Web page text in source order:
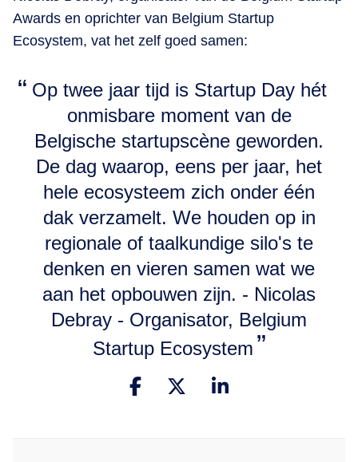
Awards en oprichter van Belgium Startup
Ecosystem, vat het zelf goed samen:
Op twee jaar tijd is Startup Day hét
onmisbare moment van de
Belgische startupscène geworden.
De dag waarop, eens per jaar, het
hele ecosysteem zich onder één
dak verzamelt. We houden op in
regionale of taalkundige silo's te
denken en vieren samen wat we
aan het opbouwen zijn. - Nicolas
Debray - Organisator, Belgium
Startup Ecosystem